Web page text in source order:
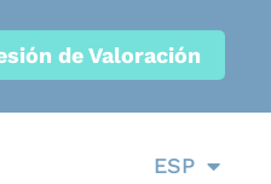
de Valoración
ESP
ENG